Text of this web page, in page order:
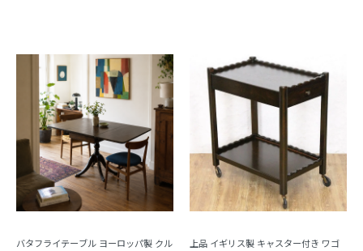
バタフライテーブル ヨーロッパ製 クル
上品 イギリス製 キャスター付き ワゴ